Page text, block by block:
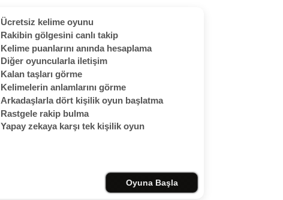
Ücretsiz kelime oyunu
Rakibin gölgesini canlı takip
Kelime puanlarını anında hesaplama
Diğer oyuncularla iletişim
Kalan taşları görme
Kelimelerin anlamlarını görme
Arkadaşlarla dört kişilik oyun başlatma
Rastgele rakip bulma
Yapay zekaya karşı tek kişilik oyun
Oyuna Başla